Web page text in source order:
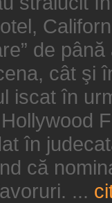
de
cât şi
iscat în
în
că
...